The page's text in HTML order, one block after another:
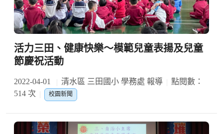
活力三田、健康快樂～模範兒童表揚及兒童
節慶祝活動
2022-04-01 清水區 三田國小 學務處 報導
點閱數：
514 次
校園新聞